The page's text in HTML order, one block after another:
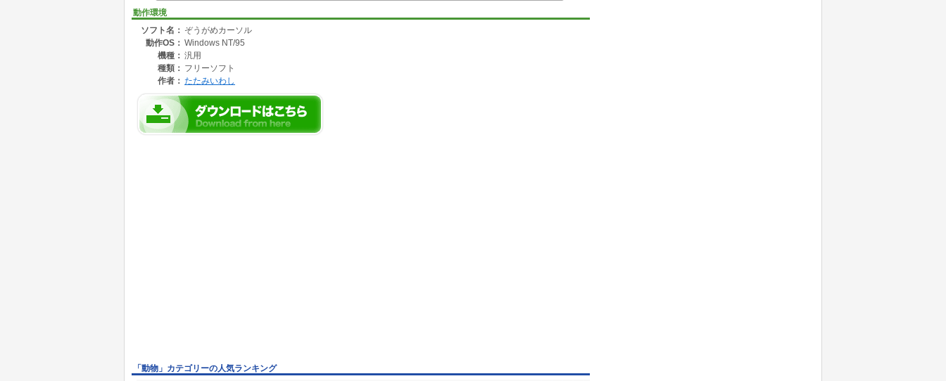
動作環境
ソフト名： ぞうがめカーソル
動作OS： Windows NT/95
機種： 汎用
種類： フリーソフト
作者： たたみいわし
「動物」カテゴリーの人気ランキング